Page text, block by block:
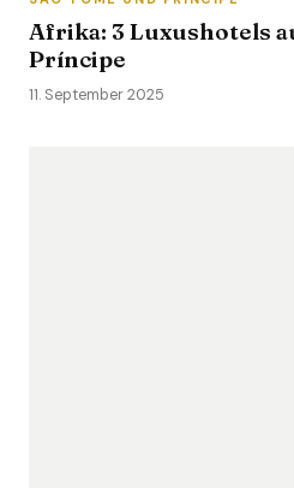
Afrika: 3 Luxushotels
Príncipe
11. September 2025